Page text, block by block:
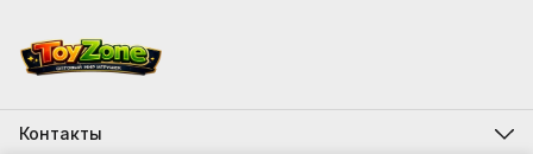
Контакты